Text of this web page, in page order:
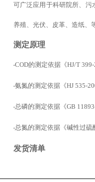
可广泛应用于科研院所、
养殖、光伏、皮革、造纸、
测定原理
•COD的测定依据《HJ/T
•氨氮的测定依据《HJ 535-
•总磷的测定依据《GB
•总氮的测定依据《碱性过硫
发货清单